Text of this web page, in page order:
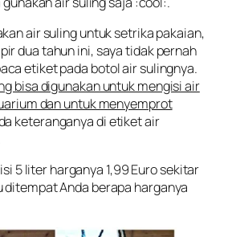
air suling untuk setrika pakaian,
dua tahun ini, saya tidak pernah
etiket pada botol air sulingnya.
bisa digunakan untuk mengisi air
dan untuk menyemprot
keteranganya di etiket air
5 liter harganya 1,99 Euro sekitar
ditempat Anda berapa harganya